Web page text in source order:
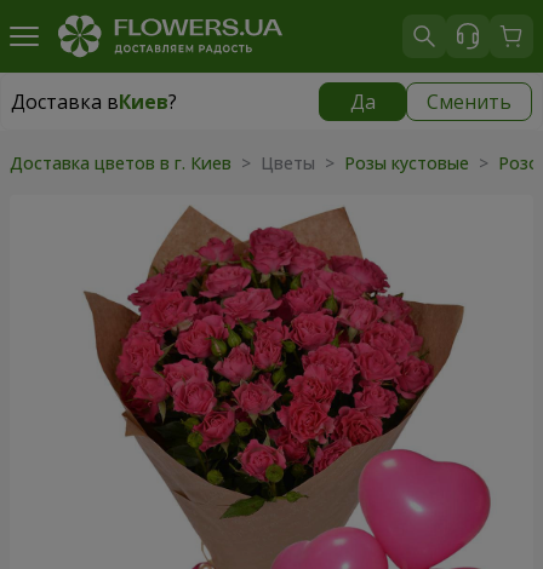
Доставка вКиев? Да Сменить
Доставка вКиев
Доставка цветов в г. Киев > Цветы > Розы кустовые >